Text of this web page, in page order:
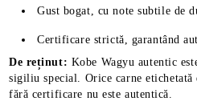
30%
Gust bogat, cu note subtile de
Certificare strictă, garantând
De reținut: Kobe Wagyu autentic
sigiliu special. Orice carne
fără certificare nu este autentică.